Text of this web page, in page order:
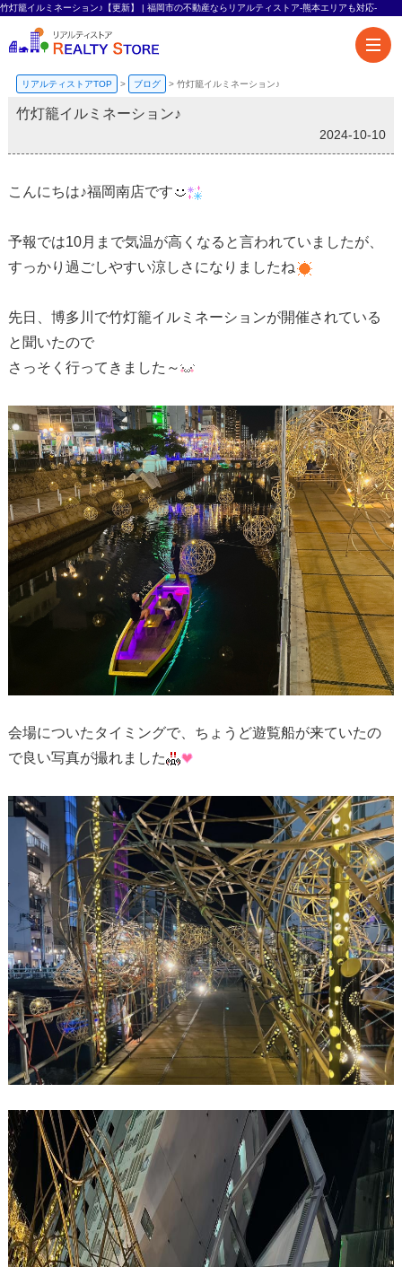
竹灯籠イルミネーション♪【更新】 | 福岡市の不動産ならリアルティストア-熊本エリアも対応-
リアルティストアTOP > ブログ > 竹灯籠イルミネーション♪
竹灯籠イルミネーション♪
2024-10-10
こんにちは♪福岡南店です
予報では10月まで気温が高くなると言われていましたが、
すっかり過ごしやすい涼しさになりましたね
先日、博多川で竹灯籠イルミネーションが開催されている
と聞いたので
さっそく行ってきました～
会場についたタイミングで、ちょうど遊覧船が来ていたの
で良い写真が撮れました